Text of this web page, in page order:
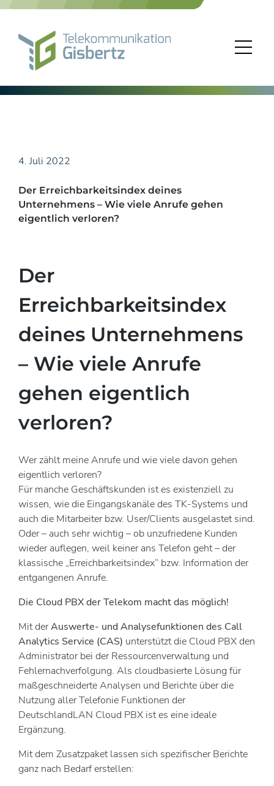
Skip
4. Juli 2022
Der Erreichbarkeitsindex deines
Unternehmens – Wie viele Anrufe gehen
eigentlich verloren?
Der
Erreichbarkeitsindex
deines Unternehmens
– Wie viele Anrufe
gehen eigentlich
verloren?
Wer zählt meine Anrufe und wie viele davon gehen
eigentlich verloren?
Für manche Geschäftskunden ist es existenziell zu
wissen, wie die Eingangskanäle des TK-Systems und
auch die Mitarbeiter bzw. User/Clients ausgelastet sind.
Oder – auch sehr wichtig – ob unzufriedene Kunden
wieder auflegen, weil keiner ans Telefon geht – der
klassische „Erreichbarkeitsindex“ bzw. Information der
entgangenen Anrufe.
Die Cloud PBX der Telekom macht das möglich!
Mit derAuswerte- und Analysefunktionen des Call
Analytics Service (CAS) unterstützt die Cloud PBX den
Administrator bei der Ressourcenverwaltung und
Fehlernachverfolgung. Als cloudbasierte Lösung für
maßgeschneiderte Analysen und Berichte über die
Nutzung aller Telefonie Funktionen der
DeutschlandLAN Cloud PBX ist es eine ideale
Ergänzung.
Mit dem Zusatzpaket lassen sich spezifischer Berichte
ganz nach Bedarf erstellen: